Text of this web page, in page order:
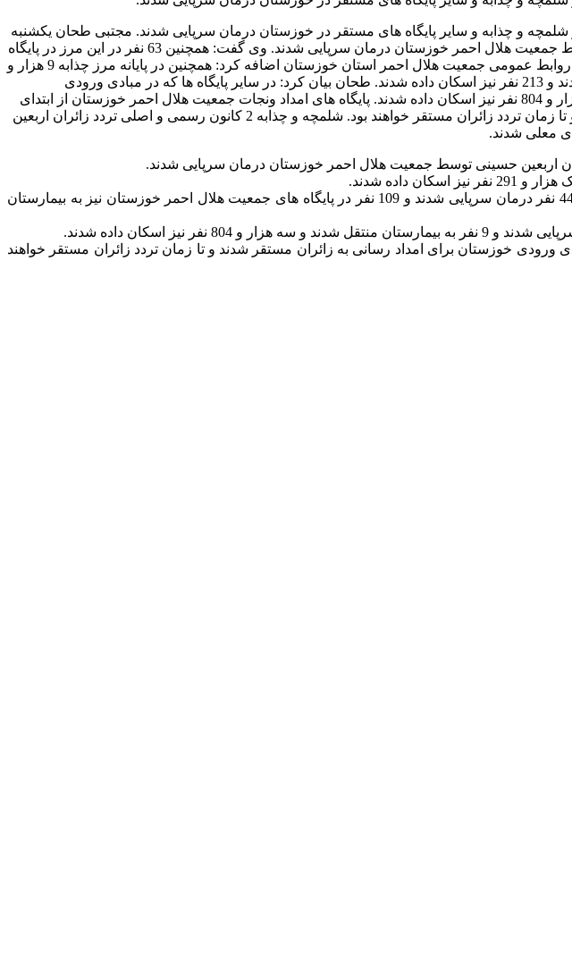
عمومی جمعیت هلال احمر خوزستان گفت: 32 هزار و 653 نفر از زائران اربعین حسینی در 2 مرز شلمچه و چذابه و سایر پایگاه های مستقر در خوزستان درمان سرپایی شدند. مجتبی طحان یکشنبه
در گفت و گو با خبرنگار ایرنا بیان کرد: در پایانه مرزی شلمچه 20 هزار و 185 نفر از زائران اربعین حسینی توسط جمعیت هلال احمر خوزستان درمان سرپایی شدند. وی گفت: همچنین 63 نفر در این مرز در پایگاه
های جمعیت هلال احمر خوزستان به بیمارستان منتقل شدند و یک هزار و 291 نفر نیز اسکان داده شدند. رییس روابط عمومی جمعیت هلال احمر استان خوزستان اضافه کرد: همچنین در پایانه مرز چذابه 9 هزار و
440 نفر درمان سرپایی شدند و 109 نفر در پایگاه های جمعیت هلال احمر خوزستان نیز به بیمارستان منتقل شدند و 213 نفر نیز اسکان داده شدند. طحان بیان کرد: در سایر پایگاه ها که در مبادی ورودی
خوزستان مستقر هستند نیز سه هزار و 28 نفر درمان سرپایی شدند و 9 نفر به بیمارستان منتقل شدند و سه هزار و 804 نفر نیز اسکان داده شدند. پایگاه های امداد ونجات جمعیت هلال احمر خوزستان از ابتدای
آبان ماه در 2 مرز شلمچه و چذابه و برخی مبادی ورودی خوزستان برای امداد رسانی به زائران مستقر شدند و تا زمان تردد زائران مستقر خواهند بود. شلمچه و چذابه 2 کانون رسمی و اصلی تردد زائران اربعین
رییس روابط عمومی جمعیت هلال احمر استان خوزستان اضافه کرد: همچنین در پایانه مرز چذابه 9 هزار و 440 نفر درمان سرپایی شدند و 109 نفر در پایگاه های جمعیت هلال احمر خوزستان نیز به بیمارستان
ابتدای آبان ماه در 2 مرز شلمچه و چذابه و برخی مبادی ورودی خوزستان برای امداد رسانی به زائران مستقر شدند و تا زمان تردد زائران مستقر خواهند